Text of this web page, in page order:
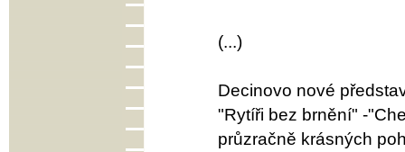
(...)
Decinovo nové
"Rytíři bez brnění" -
průzračně krásných